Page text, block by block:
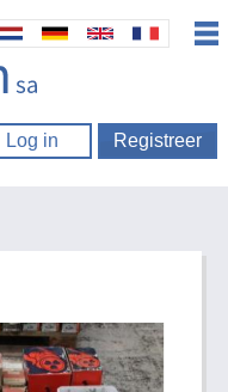
Log in Registreer